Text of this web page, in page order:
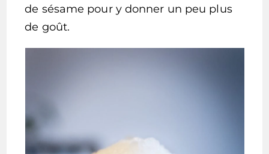
de sésame pour y donner un peu plus
de goût.